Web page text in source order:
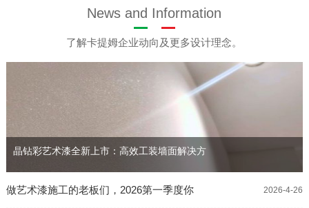
News and Information
了解卡提姆企业动向及更多设计理念。
晶钻彩艺术漆全新上市：高效工装墙面解决方
2026-4-26
做艺术漆施工的老板们，2026第一季度你